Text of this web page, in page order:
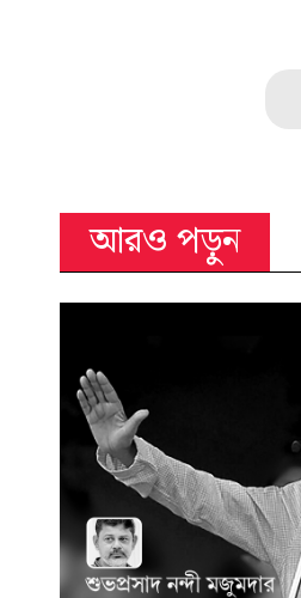
আরও পড়ুন